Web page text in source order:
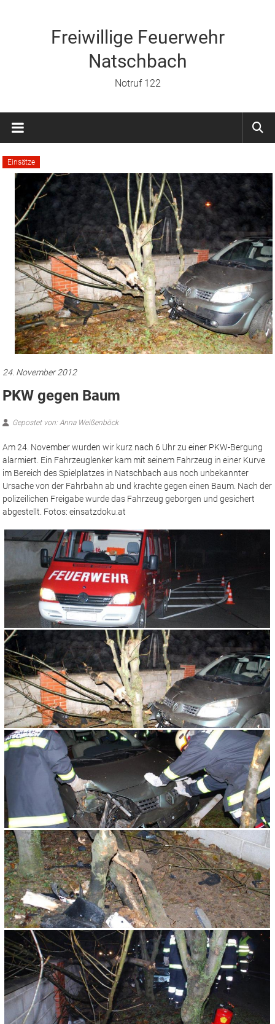
Freiwillige Feuerwehr
Natschbach
Notruf 122
Einsätze
24. November 2012
PKW gegen Baum
Gepostet von: Anna Weißenböck
Am 24. November wurden wir kurz nach 6 Uhr zu einer PKW-Bergung
alarmiert. Ein Fahrzeuglenker kam mit seinem Fahrzeug in einer Kurve
im Bereich des Spielplatzes in Natschbach aus noch unbekannter
Ursache von der Fahrbahn ab und krachte gegen einen Baum. Nach der
polizeilichen Freigabe wurde das Fahrzeug geborgen und gesichert
abgestellt. Fotos: einsatzdoku.at